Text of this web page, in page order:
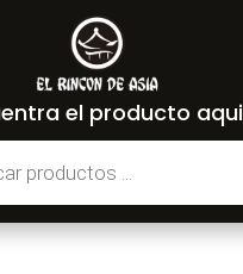
el producto aqui